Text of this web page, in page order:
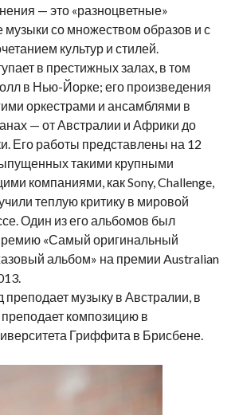
— это «разноцветные»
музыки со множеством образов и с
культур и стилей.
в престижных залах, в том
в Нью-Йорке; его произведения
оркестрами и ансамблями в
— от Австралии и Африки до
Его работы представлены на 12
такими крупными
компаниями, как Sony, Challenge,
теплую критику в мировой
Один из его альбомов был
«Самый оригинальный
альбом» на премии Australian
музыку в Австралии, в
композицию в
Гриффита в Брисбене.